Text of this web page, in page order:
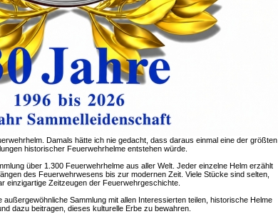
Damals hätte ich nie gedacht, dass daraus einmal eine der größten
historischer Feuerwehrhelme entstehen würde.
über 1.300 Feuerwehrhelme aus aller Welt. Jeder einzelne Helm erzählt
des Feuerwehrwesens bis zur modernen Zeit. Viele Stücke sind selten,
einzigartige Zeitzeugen der Feuerwehrgeschichte.
Sammlung mit allen Interessierten teilen, historische Helme
dazu beitragen, dieses kulturelle Erbe zu bewahren.